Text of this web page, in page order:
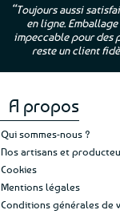
“Toujours aussi
en ligne.
impeccable pour des
reste un client
A propos
Qui sommes-nous ?
Nos artisans et
Cookies
Mentions légales
Conditions générales de